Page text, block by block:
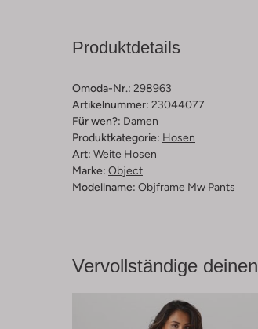
Produktdetails
Omoda-Nr.: 298963
Artikelnummer: 23044077
Für wen?: Damen
Produktkategorie: Hosen
Art: Weite Hosen
Marke: Object
Modellname: Objframe Mw Pants
Vervollständige deinen